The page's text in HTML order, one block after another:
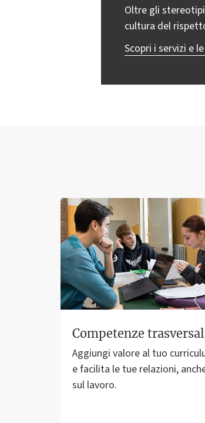
Oltre gli
cultura del
Scopri i servizi e
Competenze
Aggiungi valore al tuo
e facilita le tue relazioni,
sul lavoro.